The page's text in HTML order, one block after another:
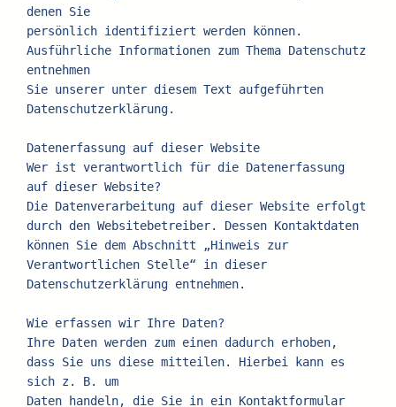
denen Sie
persönlich identifiziert werden können.
Ausführliche Informationen zum Thema Datenschutz
entnehmen
Sie unserer unter diesem Text aufgeführten
Datenschutzerklärung.
Datenerfassung auf dieser Website
Wer ist verantwortlich für die Datenerfassung
auf dieser Website?
Die Datenverarbeitung auf dieser Website erfolgt
durch den Websitebetreiber. Dessen Kontaktdaten
können Sie dem Abschnitt „Hinweis zur
Verantwortlichen Stelle“ in dieser
Datenschutzerklärung entnehmen.
Wie erfassen wir Ihre Daten?
Ihre Daten werden zum einen dadurch erhoben,
dass Sie uns diese mitteilen. Hierbei kann es
sich z. B. um
Daten handeln, die Sie in ein Kontaktformular